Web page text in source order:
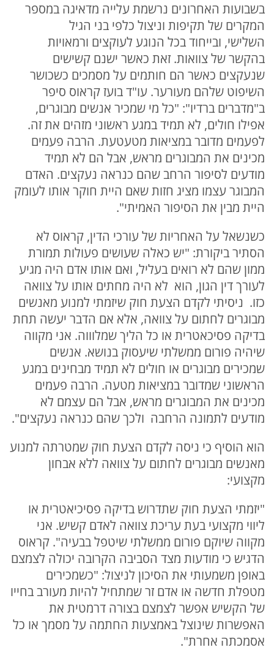
בשבועות האחרונים נרשמת עלייה מדאיגה במספר
המקרים של תקיפות וניצול כלפי בני הגיל
השלישי, ובייחוד בכל הנוגע לעוקצים ורמאויות
בהקשר של צוואות. זאת כאשר ישנם קשישים
שנעקצים כאשר הם חותמים על מסמכים כשכושר
השיפוט שלהם מעורער. עו"ד בועז קראוס סיפר
ב"מדברים ברדיו": "כל מי שמכיר אנשים מבוגרים,
אפילו חולים, לא תמיד במגע ראשוני מזהים את זה.
לפעמים מדובר במציאות מטעטעת. הרבה פעמים
מכינים את המבוגרים מראש, אבל הם לא תמיד
מודעים לסיפור הרחב שהם כנראה נעקצים. האדם
המבוגר עצמו מציג חזות שאם היית חוקר אותו לעומק
היית מבין את הסיפור האמיתי".
כשנשאל על האחריות של עורכי הדין, קראוס לא
הסתיר ביקורת: "יש כאלה שעושים פעולות תמורת
ממון שהם לא רואים בעליל, ואם אותו אדם היה מגיע
לעורך דין הגון, הוא לא היה מחתים אותו על צוואה
כזו. ניסיתי לקדם הצעת חוק שיזמתי למנוע מאנשים
מבוגרים לחתום על צוואה, אלא אם הדבר יעשה תחת
בדיקה פסיכאטרית או כל הליך שמלוווה. אני מקווה
שיהיה פורום ממשלתי שיעסוק בנושא. אנשים
שמכירים מבוגרים או חולים לא תמיד מבחינים במגע
הראשוני שמדובר במציאות מטעה. הרבה פעמים
מכינים את המבוגרים מראש, אבל הם עצמם לא
מודעים לתמונה הרחבה ולכך שהם כנראה נעקצים".
הוא הוסיף כי ניסה לקדם הצעת חוק שמטרתה למנוע
מאנשים מבוגרים לחתום על צוואה ללא אבחון
מקצועי:
"יזמתי הצעת חוק שתדרוש בדיקה פסיכיאטרית או
ליווי מקצועי בעת עריכת צוואה לאדם קשיש. אני
מקווה שיוקם פורום ממשלתי שיטפל בבעיה". קראוס
הדגיש כי מודעות מצד הסביבה הקרובה יכולה לצמצם
באופן משמעותי את הסיכון לניצול: "כשמכירים
מטפלת חדשה או אדם זר שמתחיל להיות מעורב בחייו
של הקשיש אפשר לצמצם בצורה דרמטית את
האפשרות שינוצל באמצעות החתמה על מסמך או כל
אסמכתה אחרת".